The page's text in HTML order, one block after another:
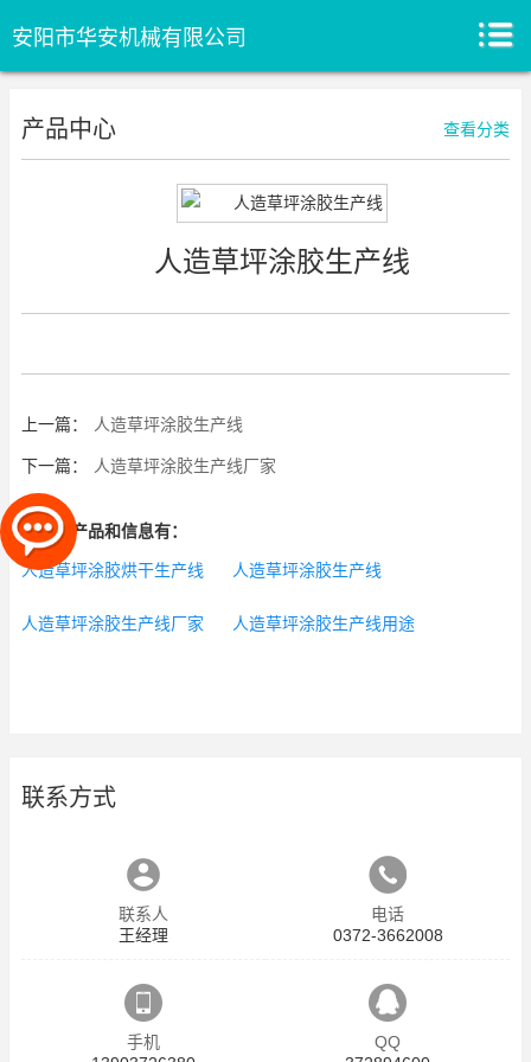
安阳市华安机械有限公司
产品中心 查看分类
人造草坪涂胶生产线
上一篇： 人造草坪涂胶生产线
下一篇： 人造草坪涂胶生产线厂家
相关的产品和信息有：
人造草坪涂胶烘干生产线 人造草坪涂胶生产线
人造草坪涂胶生产线厂家 人造草坪涂胶生产线用途
联系方式
联系人
王经理
电话
0372-3662008
手机
QQ